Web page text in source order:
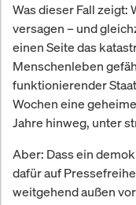
Was dieser Fall
versagen – und
einen Seite das
Menschenleben
funktionierender
Wochen eine
Jahre hinweg, unter
Aber: Dass ein
dafür auf
weitgehend außen